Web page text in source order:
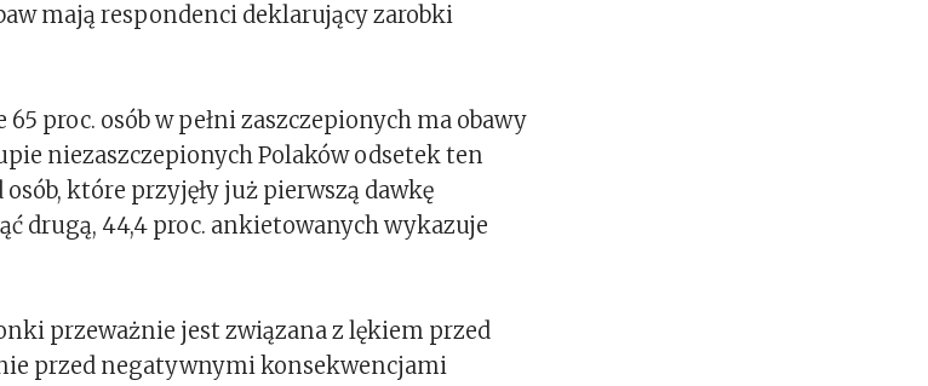
mają respondenci deklarujący zarobki
proc. osób w pełni zaszczepionych ma obawy
niezaszczepionych Polaków odsetek ten
które przyjęły już pierwszą dawkę
drugą, 44,4 proc. ankietowanych wykazuje
przeważnie jest związana z lękiem przed
przed negatywnymi konsekwencjami